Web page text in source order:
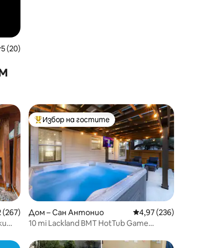
оценка: 5 от 5, 20 отзива
5 (20)
оценка: 4,92 от 5, 267 отзива
(267)
Най-популярен избор на гостите
Избор на гостите
Дом – Сан Антонио Средна оценка: 4,97
4,97 (236)
10 mi Lackland BMT HotTub Game